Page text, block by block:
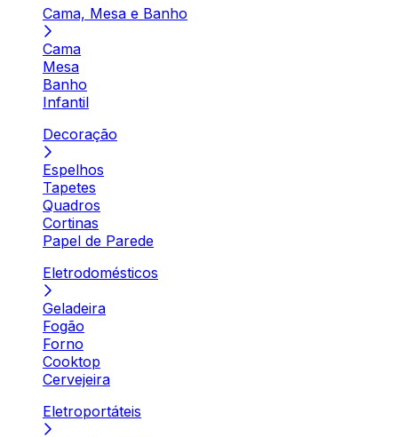
Cama, Mesa e Banho
Cama
Mesa
Banho
Infantil
Decoração
Espelhos
Tapetes
Quadros
Cortinas
Papel de Parede
Eletrodomésticos
Geladeira
Fogão
Forno
Cooktop
Cervejeira
Eletroportáteis